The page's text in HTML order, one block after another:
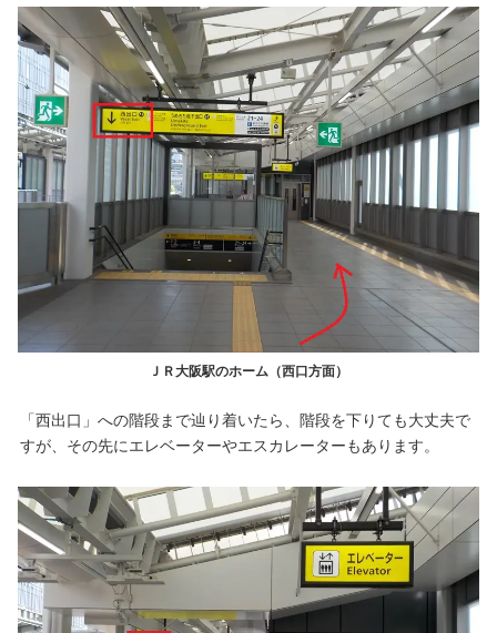
ＪＲ大阪駅のホーム（西口方面）
「西出口」への階段まで辿り着いたら、階段を下りても大丈夫で
すが、その先にエレベーターやエスカレーターもあります。